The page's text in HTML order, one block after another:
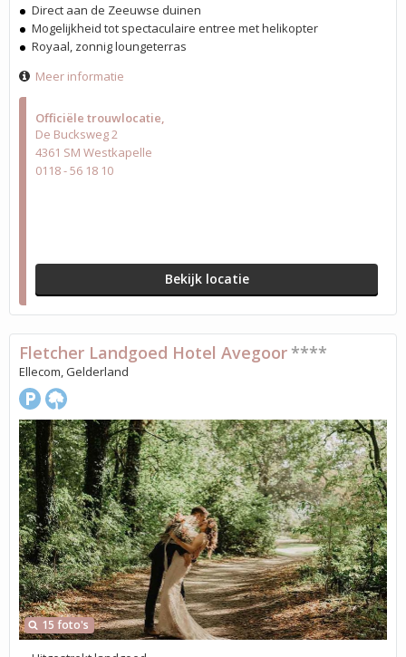
Officiële trouwlocatie
De Bucksweg 2
4361 SM Westkapelle
0118 - 56 18 10
Bekijk locatie
Direct aan de Zeeuwse duinen
Mogelijkheid tot spectaculaire entree met helikopter
Royaal, zonnig loungeterras
Meer informatie
15 foto's
Fletcher Landgoed Hotel Avegoor ****
Ellecom, Gelderland